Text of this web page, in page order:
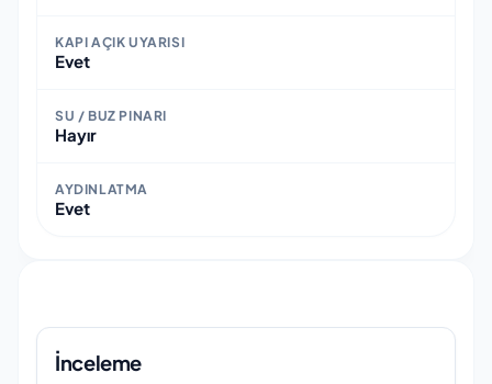
KAPI AÇIK UYARISI
Evet
SU / BUZ PINARI
Hayır
AYDINLATMA
Evet
İnceleme